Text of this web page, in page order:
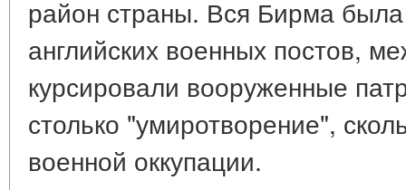
район страны. Вся Бирма
английских военных постов,
курсировали вооруженные
столько "умиротворение",
военной оккупации.